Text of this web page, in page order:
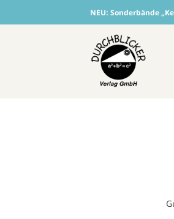
to
NEU: Sonderbände